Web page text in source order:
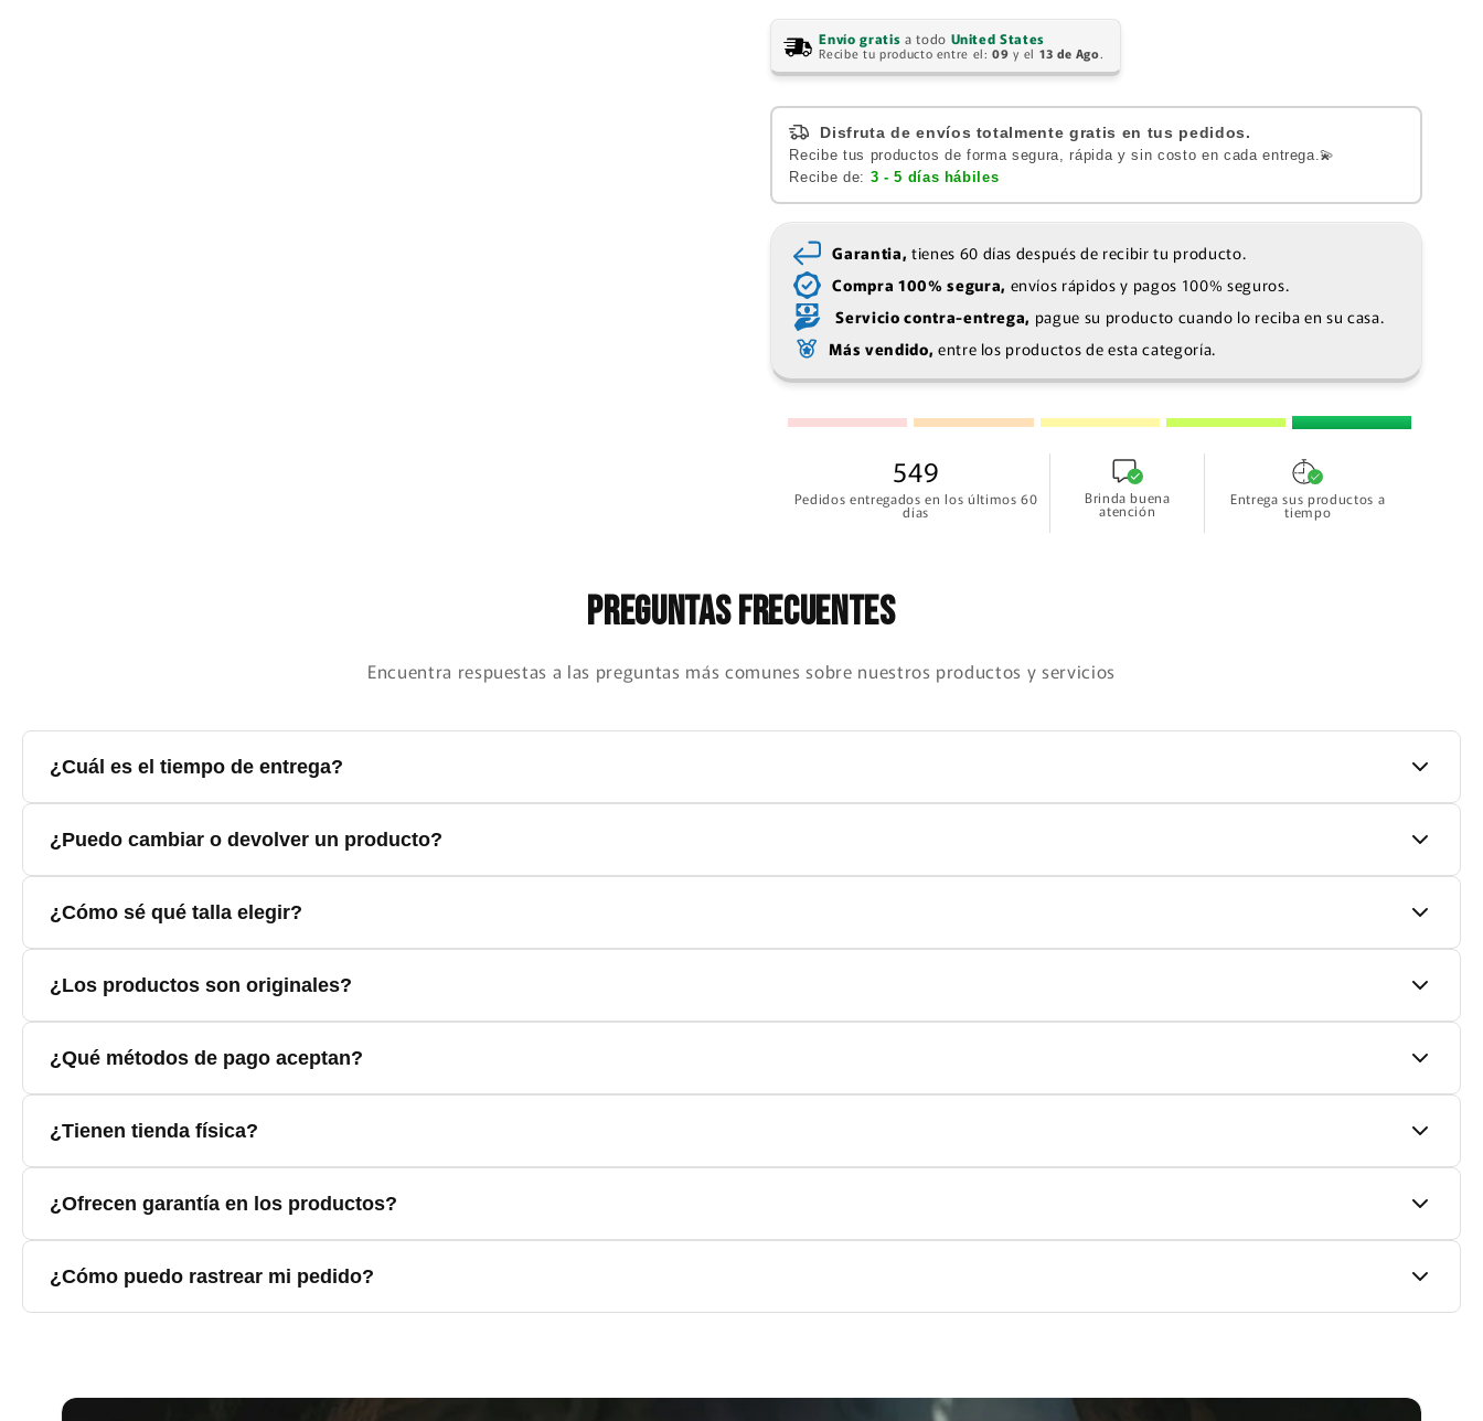
Envío gratis a todo United States
Recibe tu producto entre el:09 y el 13 de Ago.
Disfruta de envíos totalmente gratis en tus pedidos.
Recibe tus productos de forma segura, rápida y sin costo en cada entrega.💫
Recibe de: 3 - 5 días hábiles
Garantia, tienes 60 días después de recibir tu producto.
Compra 100% segura, envíos rápidos y pagos 100% seguros.
Servicio contra-entrega, pague su producto cuando lo reciba en su casa.
Más vendido, entre los productos de esta categoría.
549
Pedidos entregados en los últimos 60
días
Brinda buena
atención
Entrega sus productos a
tiempo
Preguntas frecuentes
Encuentra respuestas a las preguntas más comunes sobre nuestros productos y servicios
¿Cuál es el tiempo de entrega?
El tiempo de entrega varía según tu ubicación. En Bogotá y principales ciudades, entregas en 2-3 días hábiles. Para otras ciudades, el tiempo puede ser de 3-5 días hábiles.
¿Puedo cambiar o devolver un producto?
Sí, aceptamos cambios y devoluciones dentro de los 30 días posteriores a la compra. El producto debe estar en perfectas condiciones, sin uso y con su empaque original.
¿Cómo sé qué talla elegir?
Cada producto incluye una guía de tallas detallada. Te recomendamos medir tu pie y compararlo con nuestra tabla. Si tienes dudas, nuestro equipo de atención al cliente puede
ayudarte.
¿Los productos son originales?
Todos nuestros productos son 100% originales y cuentan con garantía del fabricante. Trabajamos directamente con distribuidores autorizados de las marcas.
¿Qué métodos de pago aceptan?
Aceptamos tarjetas de crédito y débito, PSE, transferencias bancarias y pagos contra entrega en algunas ciudades. Todos los pagos son procesados de forma segura.
¿Tienen tienda física?
Sí, contamos con tiendas físicas en varias ciudades de Colombia. Puedes visitarnos para ver nuestros productos en persona y recibir asesoría personalizada.
¿Ofrecen garantía en los productos?
Todos nuestros productos cuentan con garantía del fabricante contra defectos de fabricación. La duración de la garantía varía según la marca y el producto.
¿Cómo puedo rastrear mi pedido?